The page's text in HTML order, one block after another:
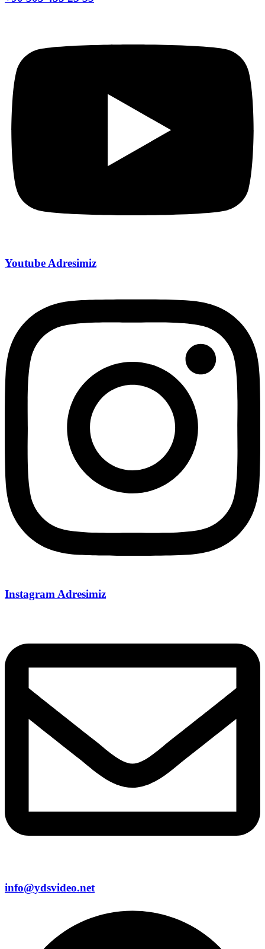
Youtube Adresimiz
Instagram Adresimiz
info@ydsvideo.net